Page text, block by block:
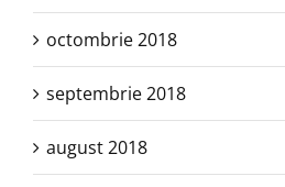
octombrie 2018
septembrie 2018
august 2018